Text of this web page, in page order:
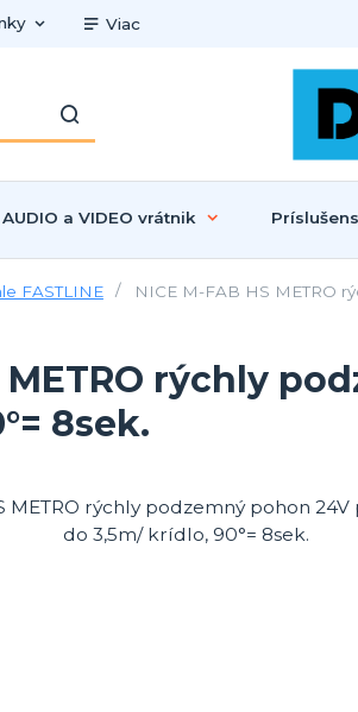
Viac
AUDIO a VIDEO vrátnik
FASTLINE NICE M-FAB HS METRO
METRO rýchly
8sek.